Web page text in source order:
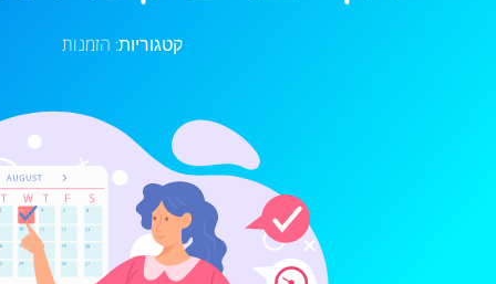
קטגוריות: הזמנות